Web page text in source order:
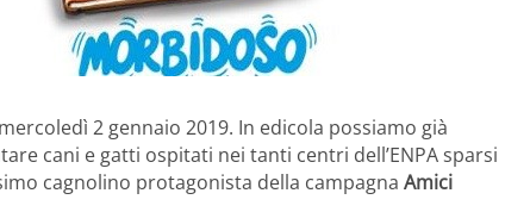
2 gennaio 2019. In edicola possiamo già
cani e gatti ospitati nei tanti centri dell’ENPA sparsi
cagnolino protagonista della campagna Amici